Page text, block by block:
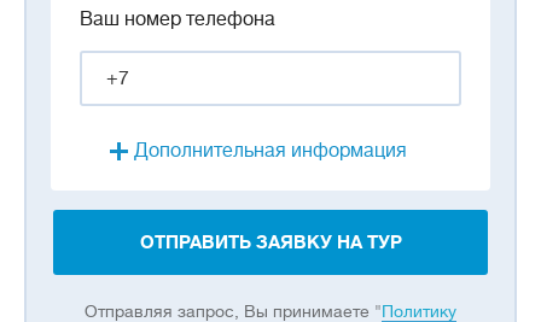
Ваш номер телефона
Дополнительная информация
ОТПРАВИТЬ ЗАЯВКУ НА ТУР
Отправляя запрос, Вы принимаете "Политику